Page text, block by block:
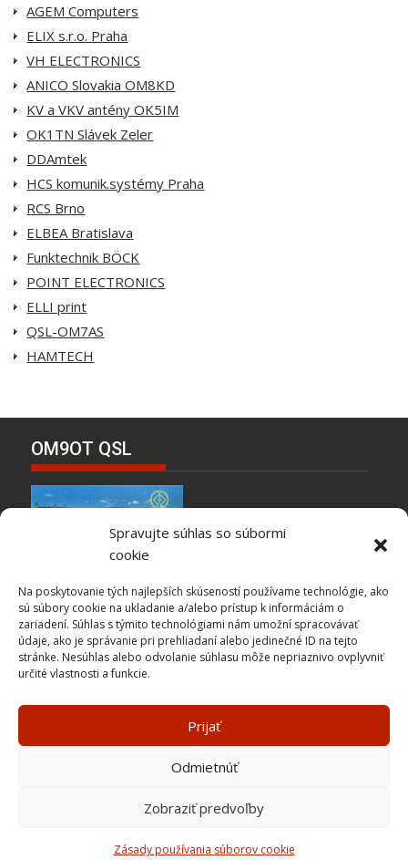
Spravujte súhlas so súbormi
cookie
Na poskytovanie tých najlepších skúseností používame technológie, ako
sú súbory cookie na ukladanie a/alebo prístup k informáciám o
zariadení. Súhlas s týmito technológiami nám umožní spracovávať
údaje, ako je správanie pri prehliadaní alebo jedinečné ID na tejto
stránke. Nesúhlas alebo odvolanie súhlasu môže nepriaznivo ovplyvniť
určité vlastnosti a funkcie.
Prijať
Odmietnúť
Zobraziť predvoľby
Zásady používania súborov cookie
AGEM Computers
ELIX s.r.o. Praha
VH ELECTRONICS
ANICO Slovakia OM8KD
KV a VKV antény OK5IM
OK1TN Slávek Zeler
DDAmtek
HCS komunik.systémy Praha
RCS Brno
ELBEA Bratislava
Funktechnik BÖCK
POINT ELECTRONICS
ELLI print
QSL-OM7AS
HAMTECH
OM9OT QSL
Kontakt
Adminom0aao@cq.sk
Zásady používania súborov cookie (EÚ)
Proudly powered by WordPress
Theme: SuperMag by
Themes